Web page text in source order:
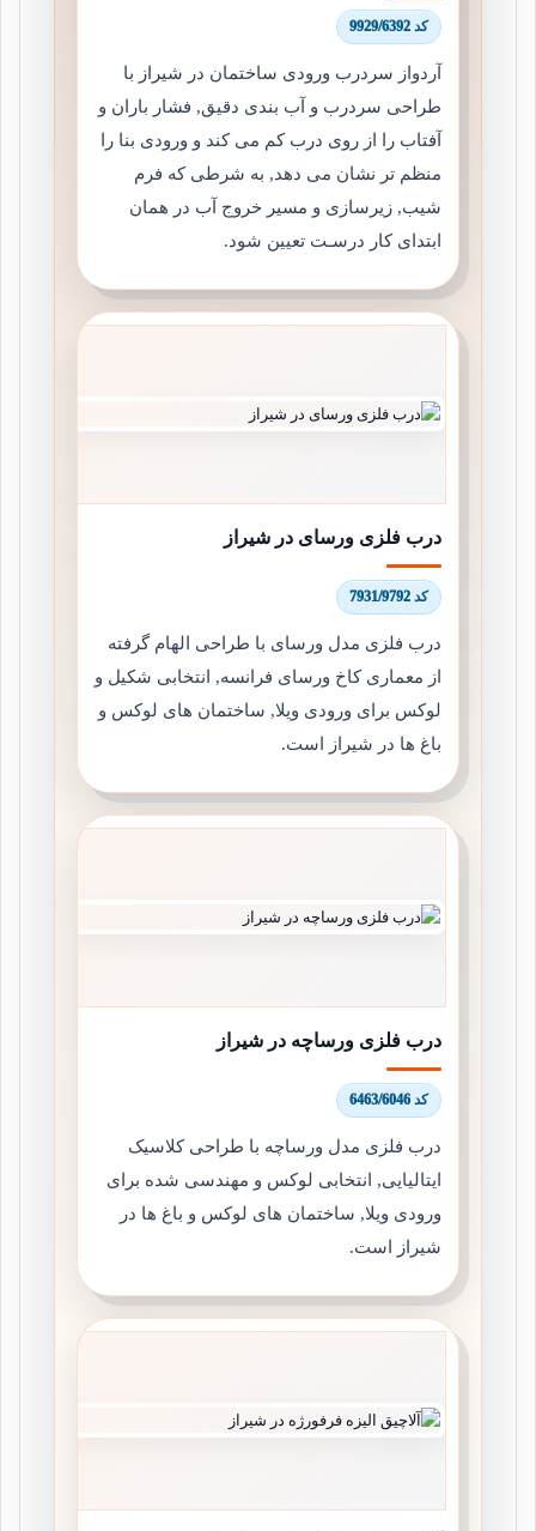
کد 9929/6392
آردواز سردرب ورودی ساختمان در شیراز با
طراحی سردرب و آب بندی دقیق, فشار باران و
آفتاب را از روی درب کم می کند و ورودی بنا را
منظم تر نشان می دهد, به شرطی که فرم
شیب, زیرسازی و مسیر خروج آب در همان
ابتدای کار درسـت تعیین شود.
درب فلزی ورسای در شیراز
کد 7931/9792
درب فلزی مدل ورسای با طراحی الهام گرفته
از معماری کاخ ورسای فرانسه, انتخابی شکیل و
لوکس برای ورودی ویلا, ساختمان های لوکس و
باغ ها در شیراز است.
درب فلزی ورساچه در شیراز
کد 6463/6046
درب فلزی مدل ورساچه با طراحی کلاسیک
ایتالیایی, انتخابی لوکس و مهندسی شده برای
ورودی ویلا, ساختمان های لوکس و باغ ها در
شیراز است.